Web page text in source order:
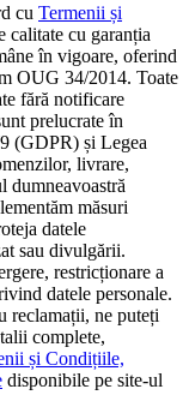
cu Termenii și
calitate cu garanția
în vigoare, oferind
OUG 34/2014. Toate
fără notificare
prelucrate în
(GDPR) și Legea
livrare,
dumneavoastră
măsuri
datele
sau divulgării.
restricționare a
datele personale.
reclamații, ne puteți
complete,
și Condițiile,
disponibile pe site-ul